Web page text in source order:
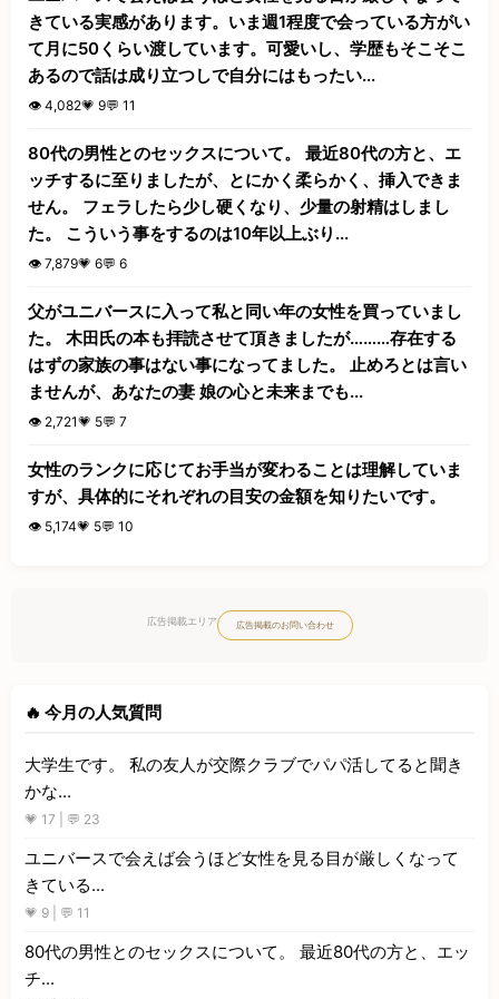
きている実感があります。いま週1程度で会っている方がい
て月に50くらい渡しています。可愛いし、学歴もそこそこ
あるので話は成り立つしで自分にはもったい...
👁️ 4,082💗 9💬 11
80代の男性とのセックスについて。 最近80代の方と、エ
ッチするに至りましたが、とにかく柔らかく、挿入できま
せん。 フェラしたら少し硬くなり、少量の射精はしまし
た。 こういう事をするのは10年以上ぶり...
👁️ 7,879💗 6💬 6
父がユニバースに入って私と同い年の女性を買っていまし
た。 木田氏の本も拝読させて頂きましたが………存在する
はずの家族の事はない事になってました。 止めろとは言い
ませんが、あなたの妻 娘の心と未来までも...
👁️ 2,721💗 5💬 7
女性のランクに応じてお手当が変わることは理解していま
すが、具体的にそれぞれの目安の金額を知りたいです。
👁️ 5,174💗 5💬 10
広告掲載エリア 広告掲載のお問い合わせ
🔥 今月の人気質問
大学生です。 私の友人が交際クラブでパパ活してると聞き
かな...
💗 17 | 💬 23
ユニバースで会えば会うほど女性を見る目が厳しくなって
きている...
💗 9 | 💬 11
80代の男性とのセックスについて。 最近80代の方と、エッ
チ...